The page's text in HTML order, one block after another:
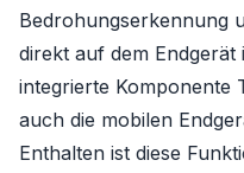
Bedrohungserkennung
direkt auf dem Endgerät
integrierte Komponente
auch die mobilen
Enthalten ist diese